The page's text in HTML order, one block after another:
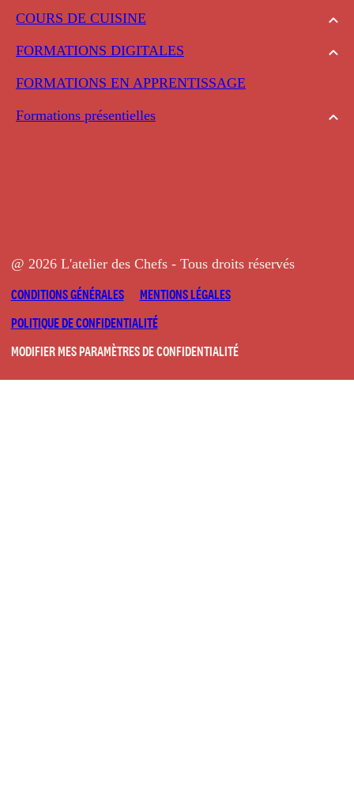
COURS DE CUISINE
FORMATIONS DIGITALES
FORMATIONS EN APPRENTISSAGE
Formations présentielles
@ 2026 L'atelier des Chefs - Tous droits réservés
CONDITIONS GÉNÉRALES
MENTIONS LÉGALES
POLITIQUE DE CONFIDENTIALITÉ
MODIFIER MES PARAMÈTRES DE CONFIDENTIALITÉ